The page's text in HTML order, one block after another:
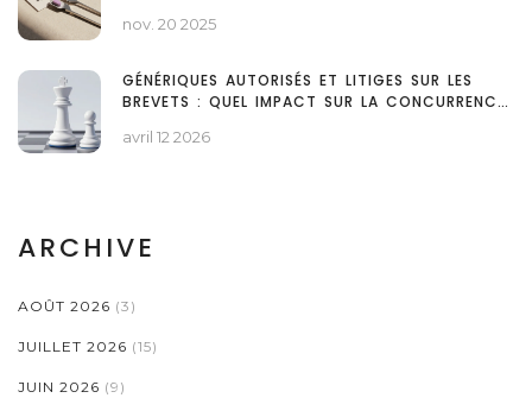
nov. 20 2025
GÉNÉRIQUES AUTORISÉS ET LITIGES SUR LES
BREVETS : QUEL IMPACT SUR LA CONCURRENCE
avril 12 2026
ARCHIVE
AOÛT 2026 (3)
JUILLET 2026 (15)
JUIN 2026 (9)